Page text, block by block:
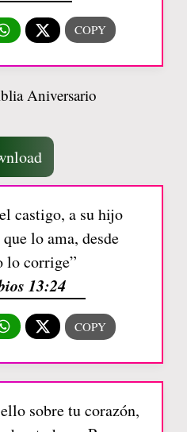
castigo, a su hijo
lo ama, desde
lo corrige”
13:24
sobre tu corazón,